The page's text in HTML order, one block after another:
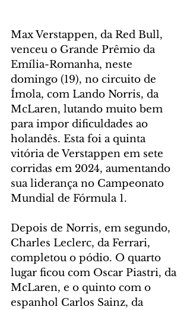
Max Verstappen, da Red Bull,
venceu o Grande Prêmio da
Emília-Romanha, neste
domingo (19), no circuito de
Ímola, com Lando Norris, da
McLaren, lutando muito bem
para impor dificuldades ao
holandês. Esta foi a quinta
vitória de Verstappen em sete
corridas em 2024, aumentando
sua liderança no Campeonato
Mundial de Fórmula 1.
Depois de Norris, em segundo,
Charles Leclerc, da Ferrari,
completou o pódio. O quarto
lugar ficou com Oscar Piastri, da
McLaren, e o quinto com o
espanhol Carlos Sainz, da